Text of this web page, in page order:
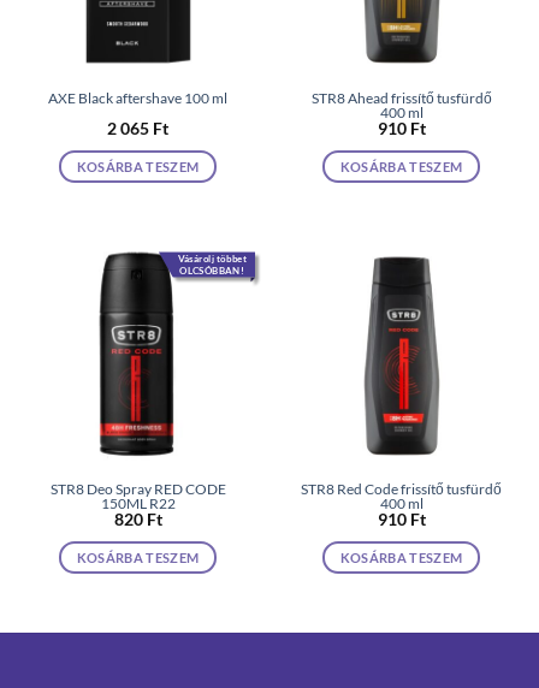
AXE Black aftershave 100 ml
2 065 Ft
KOSÁRBA TESZEM
STR8 Ahead frissítő tusfürdő
400 ml
910 Ft
KOSÁRBA TESZEM
Vásárolj többet
OLCSÓBBAN!
STR8 Deo Spray RED CODE
150ML R22
820 Ft
KOSÁRBA TESZEM
STR8 Red Code frissítő tusfürdő
400 ml
910 Ft
KOSÁRBA TESZEM